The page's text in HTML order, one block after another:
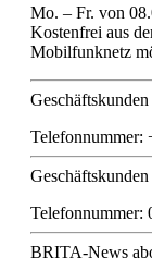
Mo. – Fr. von
Kostenfrei aus
Mobilfunknetz
Telefonnummer:
Telefonnummer:
BRITA-News